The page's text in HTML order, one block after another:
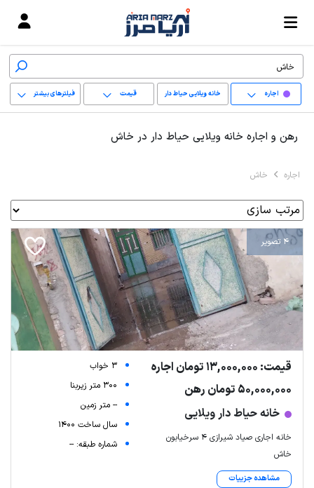
اجاره خانه ویلایی حیاط دار قیمت فیلترهای بیشتر
رهن و اجاره خانه ویلایی حیاط دار در خاش
اجاره خاش
4 تصویر
قیمت: 13,000,000 تومان اجاره
50,000,000 تومان رهن
خانه حیاط دار ویلایی
خانه اجاری صیاد شیرازی ۴ سرخیابون
خاش
مشاهده جزییات
3 خواب
300 متر زیربنا
-- متر زمین
سال ساخت 1400
شماره طبقه: --